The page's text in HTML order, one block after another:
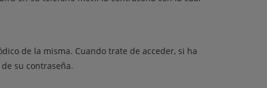
de la misma. Cuando trate de acceder, si ha
su contraseña.